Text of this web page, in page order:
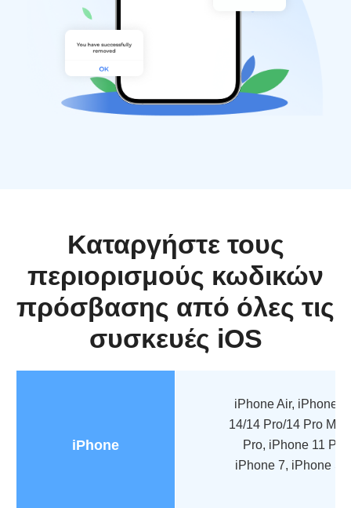
Καταργήστε τους
περιορισμούς κωδικών
πρόσβασης από όλες τις
συσκευές iOS
iPhone
iPhone Air, iPhone
14/14 Pro/14 Pro
Pro, iPhone 11
iPhone 7, iPhone